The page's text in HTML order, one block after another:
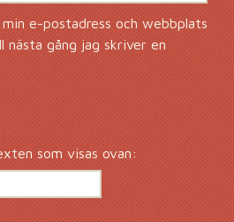
e-postadress och webbplats
nästa gång jag skriver en
som visas ovan: